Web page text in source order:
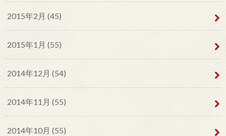
2015年2月 (45)
2015年1月 (55)
2014年12月 (54)
2014年11月 (55)
2014年10月 (55)